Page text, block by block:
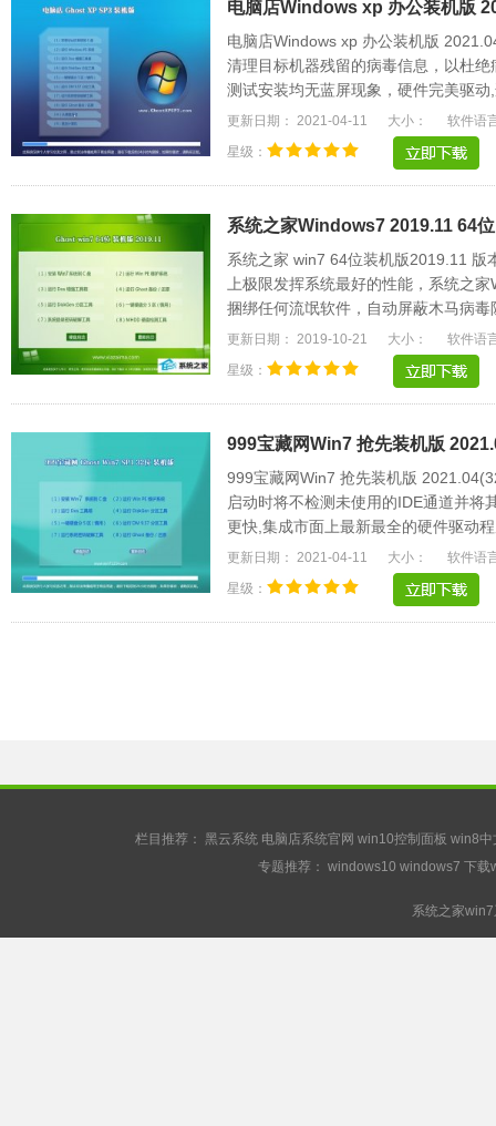
电脑店Windows xp 办公装机版
电脑店Windows xp 办公装机版
清理目标机器残留的病毒信息，以杜
测试安装均无蓝屏现象，硬件完美驱
名的驱动可以.....
更新日期： 2021-04-11 大小：
软件语
星级：
系统之家Windows7 2019.11 64
系统之家 win7 64位装机版2019.11 版
上极限发挥系统最好的性能，系统之
捆绑任何流氓软件，自动屏蔽木马病
惯作细心设置。.....
更新日期： 2019-10-21 大小：
软件语
星级：
999宝藏网Win7 抢先装机版
999宝藏网Win7 抢先装机版
启动时将不检测未使用的IDE通道并将
更快,集成市面上最新最全的硬件驱动
速方便，支持一.....
更新日期： 2021-04-11 大小：
软件语
星级：
栏目推荐： 黑云系统 电脑店系统官网 win10控制面板 win8中
专题推荐： windows10 windows7 下载
系统之家